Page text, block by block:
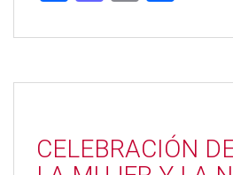
e
b
k
to
d
ai
l
m
p
ti
r
CELEBRACIÓN